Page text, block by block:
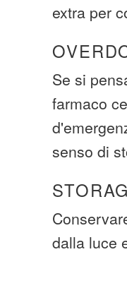
extra per
Se si
farmaco
senso di
dalla luce